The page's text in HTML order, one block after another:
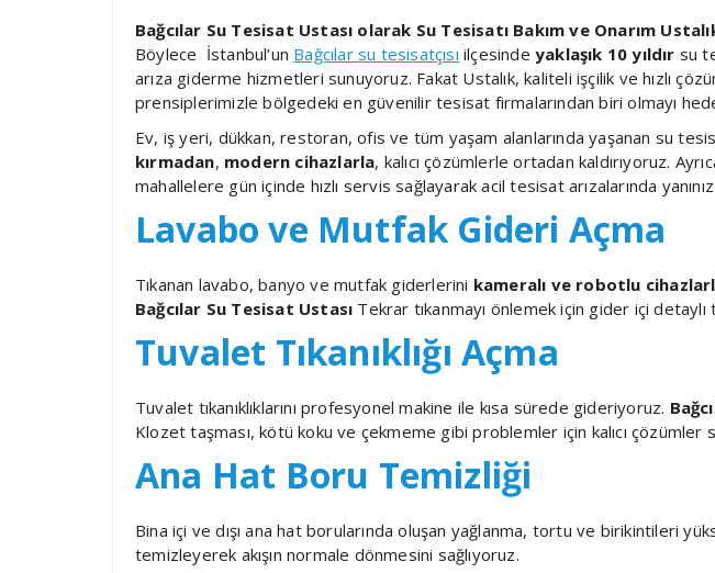
Bağcılar Su Tesisat Ustası olarak Su Tesisatı Bakım ve Onarım
Böylece İstanbul’un Bağcılar su tesisatçısı ilçesindeyaklaşık 10 yıldır su
arıza giderme hizmetleri sunuyoruz. Fakat Ustalık, kaliteli işçilik ve hızlı
prensiplerimizle bölgedeki en güvenilir tesisat firmalarından biri olmayı
Ev, iş yeri, dükkan, restoran, ofis ve tüm yaşam alanlarında yaşanan su
kırmadan, modern cihazlarla, kalıcı çözümlerle ortadan kaldırıyoruz.
mahallelere gün içinde hızlı servis sağlayarak acil tesisat arızalarında
Lavabo ve Mutfak Gideri Açma
Tıkanan lavabo, banyo ve mutfak giderlerini kameralı ve robotlu
Bağcılar Su Tesisat Ustası Tekrar tıkanmayı önlemek için gider içi detaylı
Tuvalet Tıkanıklığı Açma
Tuvalet tıkanıklıklarını profesyonel makine ile kısa sürede gideriyoruz.
Klozet taşması, kötü koku ve çekmeme gibi problemler için kalıcı çözümler
Ana Hat Boru Temizliği
Bina içi ve dışı ana hat borularında oluşan yağlanma, tortu ve birikintileri
temizleyerek akışın normale dönmesini sağlıyoruz.